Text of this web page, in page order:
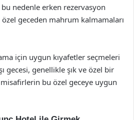
bu nedenle erken rezervasyon
geceden mahrum kalmamaları
için uygun kıyafetler seçmeleri
gecesi, genellikle şık ve özel bir
bu özel geceye uygun